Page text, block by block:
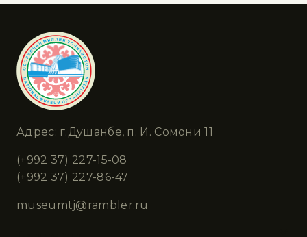
Адрес: г.Душанбе, п. И. Сомони 11
(+992 37) 227-15-08
(+992 37) 227-86-47
museumtj@rambler.ru